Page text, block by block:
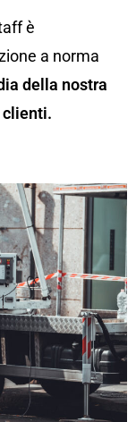
è
a norma
della nostra
clienti.